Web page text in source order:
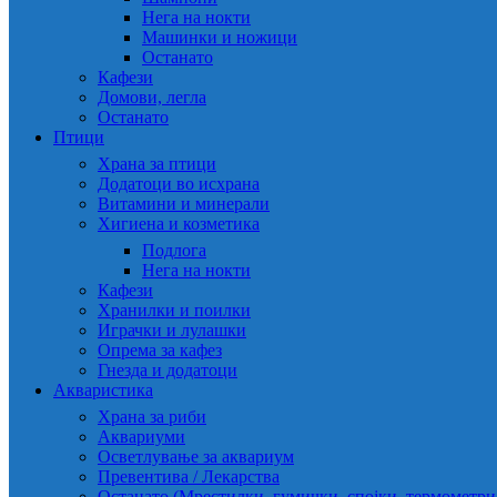
Нега на нокти
Машинки и ножици
Останато
Кафези
Домови, легла
Останато
Птици
Храна за птици
Додатоци во исхрана
Витамини и минерали
Хигиена и козметика
Подлога
Нега на нокти
Кафези
Хранилки и поилки
Играчки и лулашки
Опрема за кафез
Гнезда и додатоци
Акваристика
Храна за риби
Аквариуми
Осветлување за аквариум
Превентива / Лекарства